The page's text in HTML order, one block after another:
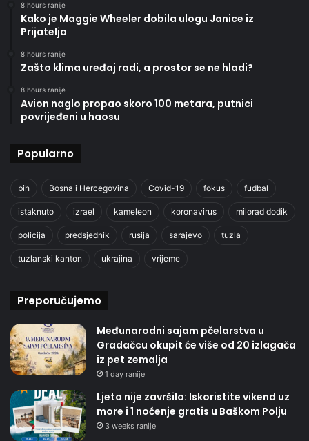
8 hours ranije
Kako je Maggie Wheeler dobila ulogu Janice iz
Prijatelja
8 hours ranije
Zašto klima uređaj radi, a prostor se ne hladi?
8 hours ranije
Avion naglo propao skoro 100 metara, putnici
povrijeđeni u haosu
Popularno
bih Bosna i Hercegovina Covid-19 fokus fudbal
istaknuto izrael kameleon koronavirus milorad dodik
policija predsjednik rusija sarajevo tuzla
tuzlanski kanton ukrajina vrijeme
Preporučujemo
Međunarodni sajam pčelarstva u
Gradačcu okupit će više od 20 izlagača
iz pet zemalja
1 day ranije
Ljeto nije završilo: Iskoristite vikend uz
more i 1 noćenje gratis u Baškom Polju
3 weeks ranije